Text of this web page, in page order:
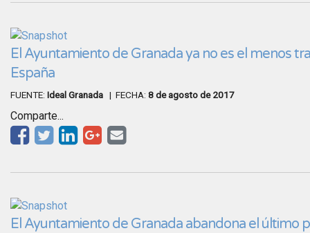
El Ayuntamiento de Granada ya no es el menos
España
FUENTE: Ideal Granada | FECHA: 8 de agosto de 2017
Comparte...
El Ayuntamiento de Granada abandona el último